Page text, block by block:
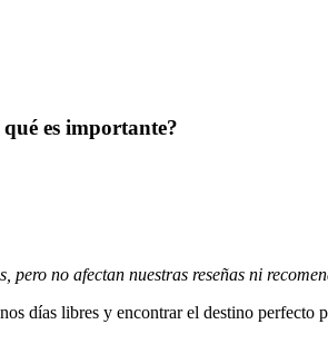
es importante?
pero no afectan nuestras reseñas ni
días libres y encontrar el destino